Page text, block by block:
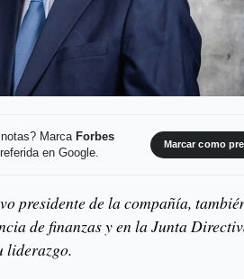
Marca Forbes
en Google.
Marcar como
presidente de la compañía,
de finanzas y en la Junta
liderazgo.